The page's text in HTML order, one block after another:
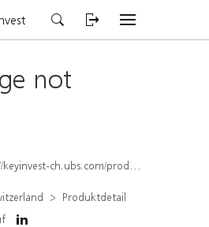
not
ch.ubs.com/produkt/detail/index/isin/CH1564523004
Produktdetail